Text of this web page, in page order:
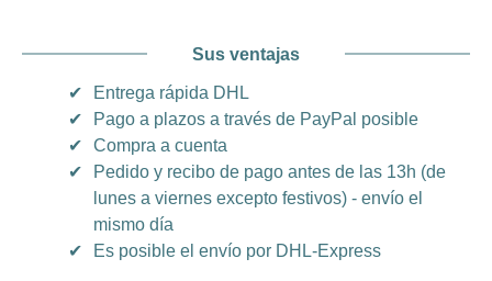
Sus ventajas
✔
Entrega rápida DHL
✔
Pago a plazos a través de PayPal posible
✔
Compra a cuenta
✔
Pedido y recibo de pago antes de las 13h (de
lunes a viernes excepto festivos) - envío el
mismo día
✔
Es posible el envío por DHL-Express